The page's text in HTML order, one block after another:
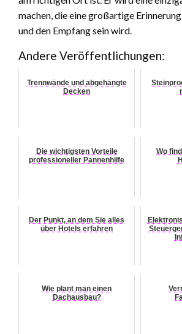
machen, die eine großartige
und den Empfang sein wird.
Andere Veröffentlichungen:
Trennwände und abgehängte
Decken
Die wichtigsten Vorteile
professioneller Pannenhilfe
Wo
Der Punkt, an dem Sie alles
über Hotels erfahren
Wie plant man einen
Dachausbau?